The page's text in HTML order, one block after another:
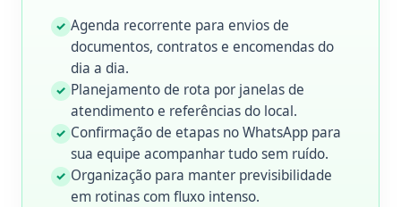
✓ Agenda recorrente para envios de
documentos, contratos e encomendas do
dia a dia.
✓ Planejamento de rota por janelas de
atendimento e referências do local.
✓ Confirmação de etapas no WhatsApp para
sua equipe acompanhar tudo sem ruído.
✓ Organização para manter previsibilidade
em rotinas com fluxo intenso.